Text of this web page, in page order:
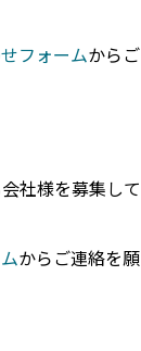
フォームからご
社様を募集して
からご連絡を願